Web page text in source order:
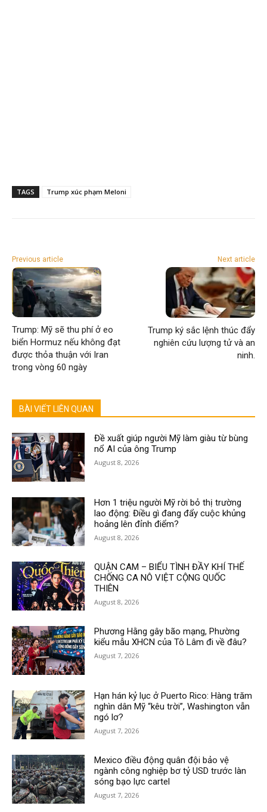
TAGS Trump xúc phạm Meloni
Previous article
Trump: Mỹ sẽ thu phí ở eo
biển Hormuz nếu không đạt
được thỏa thuận với Iran
trong vòng 60 ngày
Next article
Trump ký sắc lệnh thúc đẩy
nghiên cứu lượng tử và an
ninh.
BÀI VIẾT LIÊN QUAN
Đề xuất giúp người Mỹ làm giàu từ bùng
nổ AI của ông Trump
August 8, 2026
Hơn 1 triệu người Mỹ rời bỏ thị trường
lao động: Điều gì đang đẩy cuộc khủng
hoảng lên đỉnh điểm?
August 8, 2026
QUẬN CAM – BIỂU TÌNH ĐẦY KHÍ THẾ
CHỐNG CA NÔ VIỆT CỘNG QUỐC
THIÊN
August 8, 2026
Phương Hằng gây bão mạng, Phường
kiểu mẫu XHCN của Tô Lâm đi về đâu?
August 7, 2026
Hạn hán kỷ lục ở Puerto Rico: Hàng trăm
nghìn dân Mỹ “kêu trời”, Washington vẫn
ngó lơ?
August 7, 2026
Mexico điều động quân đội bảo vệ
ngành công nghiệp bơ tỷ USD trước làn
sóng bạo lực cartel
August 7, 2026